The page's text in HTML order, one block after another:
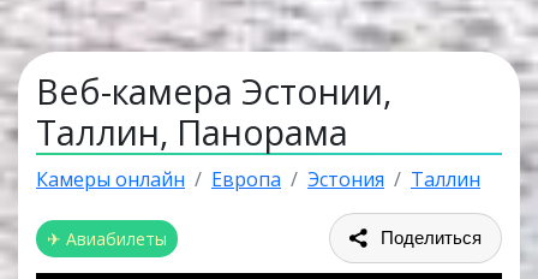
Веб-камера Эстонии,
Таллин, Панорама
Камеры онлайн Европа Эстония Таллин
✈ Авиабилеты Поделиться